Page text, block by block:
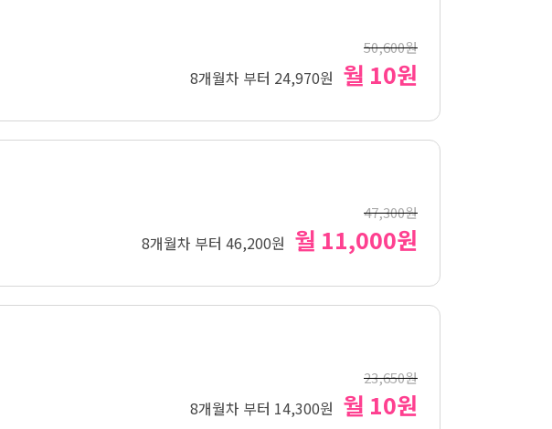
50,600원
8개월차 부터 24,970원 월 10원
47,300원
8개월차 부터 46,200원 월 11,000원
23,650원
8개월차 부터 14,300원 월 10원